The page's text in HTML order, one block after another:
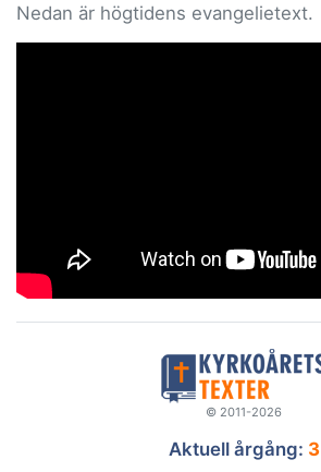
Nedan är högtidens evangelietext.
© 2011-2026
Aktuell årgång: 3